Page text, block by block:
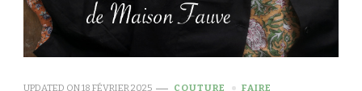
UPDATED ON18 FÉVRIER 2025 COUTURE FAIRE